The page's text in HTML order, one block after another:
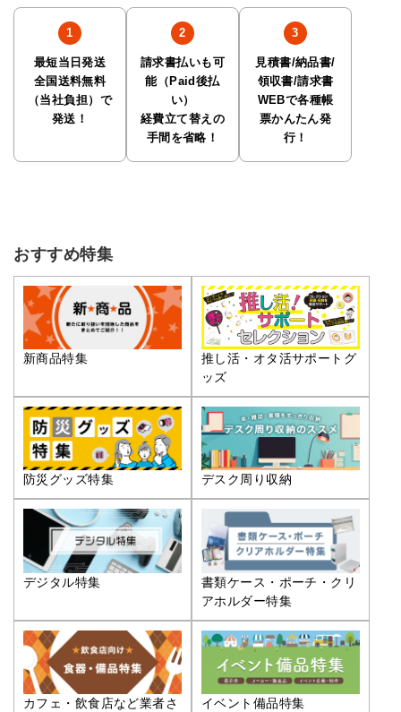
最短当日発送
全国送料無料
（当社負担）で
発送！
請求書払いも可
能（Paid後払
い）
経費立て替えの
手間を省略！
見積書/納品書/
領収書/請求書
WEBで各種帳
票かんたん発
行！
おすすめ特集
新商品特集
推し活・オタ活サポートグ
ッズ
防災グッズ特集 デスク周り収納
デジタル特集
書類ケース・ポーチ・クリ
アホルダー特集
カフェ・飲食店など業者さ
イベント備品特集